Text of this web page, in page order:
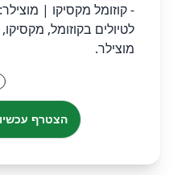
- קוזומל מקסיקו |
לטיולים בקוזומל,
מוצילר.
הצטרף